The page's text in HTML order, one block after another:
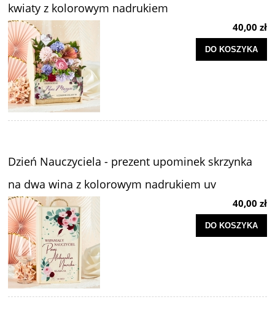
kwiaty z kolorowym nadrukiem
40,00 zł
DO KOSZYKA
Dzień Nauczyciela - prezent upominek skrzynka
na dwa wina z kolorowym nadrukiem uv
40,00 zł
DO KOSZYKA